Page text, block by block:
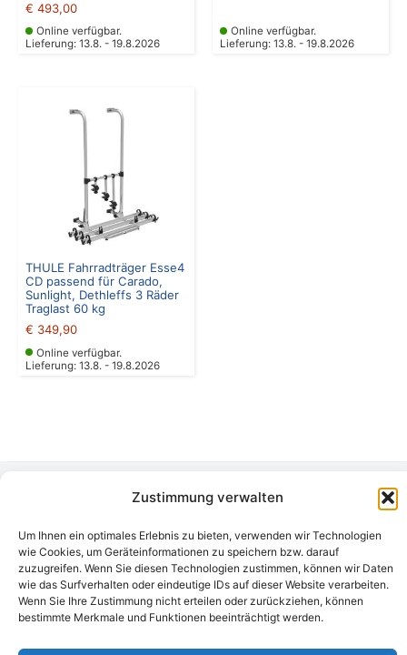
Zustimmung verwalten
Um Ihnen ein optimales Erlebnis zu bieten, verwenden wir Technologien
wie Cookies, um Geräteinformationen zu speichern bzw. darauf
zuzugreifen. Wenn Sie diesen Technologien zustimmen, können wir Daten
wie das Surfverhalten oder eindeutige IDs auf dieser Website verarbeiten.
Wenn Sie Ihre Zustimmung nicht erteilen oder zurückziehen, können
bestimmte Merkmale und Funktionen beeinträchtigt werden.
€ 493,00
Online verfügbar.
Lieferung: 13.8. - 19.8.2026
Online verfügbar.
Lieferung: 13.8. - 19.8.2026
THULE Fahrradträger Esse4
CD passend für Carado,
Sunlight, Dethleffs 3 Räder
Traglast 60 kg
€ 349,90
Online verfügbar.
Lieferung: 13.8. - 19.8.2026
Steiermark / Österreich​
info@campingbergler.at​
Impressum
AGB
Schlichtungsstelle
Datenschutzerklärung